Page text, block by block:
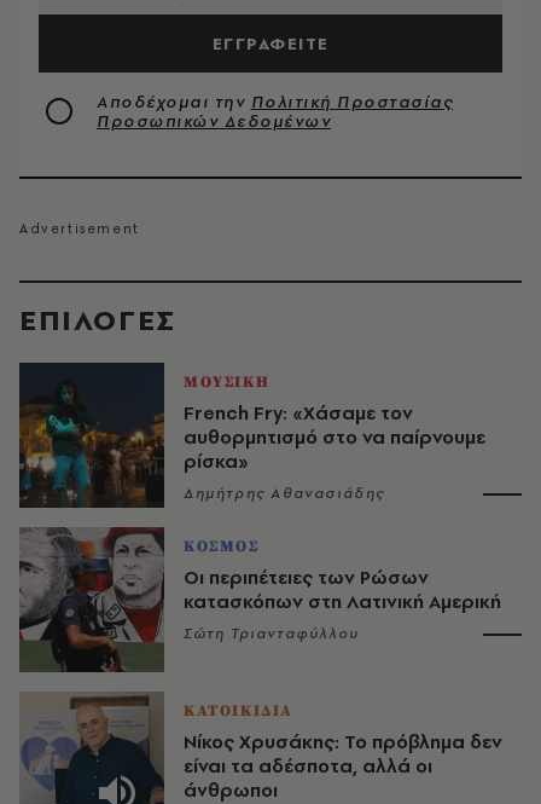
EΠΙΛΟΓΈΣ
ΜΟΥΣΙΚΗ
French Fry: «Χάσαμε τον
αυθορμητισμό στο να παίρνουμε
ρίσκα»
Δημήτρης Αθανασιάδης
ΚΟΣΜΟΣ
Οι περιπέτειες των Ρώσων
κατασκόπων στη Λατινική Αμερική
Σώτη Τριανταφύλλου
ΚΑΤΟΙΚΙΔΙΑ
Νίκος Χρυσάκης: Το πρόβλημα δεν
είναι τα αδέσποτα, αλλά οι
άνθρωποι
ΕΓΓΡΑΦΕΙΤΕ
Αποδέχομαι την Πολιτική Προστασίας
Προσωπικών Δεδομένων